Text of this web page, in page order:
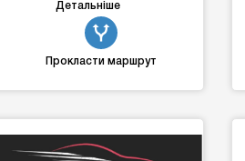
Детальніше
Прокласти маршрут